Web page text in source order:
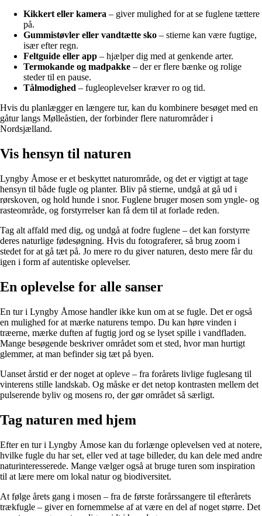
Kikkert eller kamera – giver mulighed for at se fuglene tættere
på.
Gummistøvler eller vandtætte sko – stierne kan være fugtige,
især efter regn.
Feltguide eller app – hjælper dig med at genkende arter.
Termokande og madpakke – der er flere bænke og rolige
steder til en pause.
Tålmodighed – fugleoplevelser kræver ro og tid.
Hvis du planlægger en længere tur, kan du kombinere besøget med en
gåtur langs Mølleåstien, der forbinder flere naturområder i
Nordsjælland.
Vis hensyn til naturen
Lyngby Åmose er et beskyttet naturområde, og det er vigtigt at tage
hensyn til både fugle og planter. Bliv på stierne, undgå at gå ud i
rørskoven, og hold hunde i snor. Fuglene bruger mosen som yngle- og
rasteområde, og forstyrrelser kan få dem til at forlade reden.
Tag alt affald med dig, og undgå at fodre fuglene – det kan forstyrre
deres naturlige fødesøgning. Hvis du fotograferer, så brug zoom i
stedet for at gå tæt på. Jo mere ro du giver naturen, desto mere får du
igen i form af autentiske oplevelser.
En oplevelse for alle sanser
En tur i Lyngby Åmose handler ikke kun om at se fugle. Det er også
en mulighed for at mærke naturens tempo. Du kan høre vinden i
træerne, mærke duften af fugtig jord og se lyset spille i vandfladen.
Mange besøgende beskriver området som et sted, hvor man hurtigt
glemmer, at man befinder sig tæt på byen.
Uanset årstid er der noget at opleve – fra forårets livlige fuglesang til
vinterens stille landskab. Og måske er det netop kontrasten mellem det
pulserende byliv og mosens ro, der gør området så særligt.
Tag naturen med hjem
Efter en tur i Lyngby Åmose kan du forlænge oplevelsen ved at notere,
hvilke fugle du har set, eller ved at tage billeder, du kan dele med andre
naturinteresserede. Mange vælger også at bruge turen som inspiration
til at lære mere om lokal natur og biodiversitet.
At følge årets gang i mosen – fra de første forårssangere til efterårets
trækfugle – giver en fornemmelse af at være en del af noget større. Det